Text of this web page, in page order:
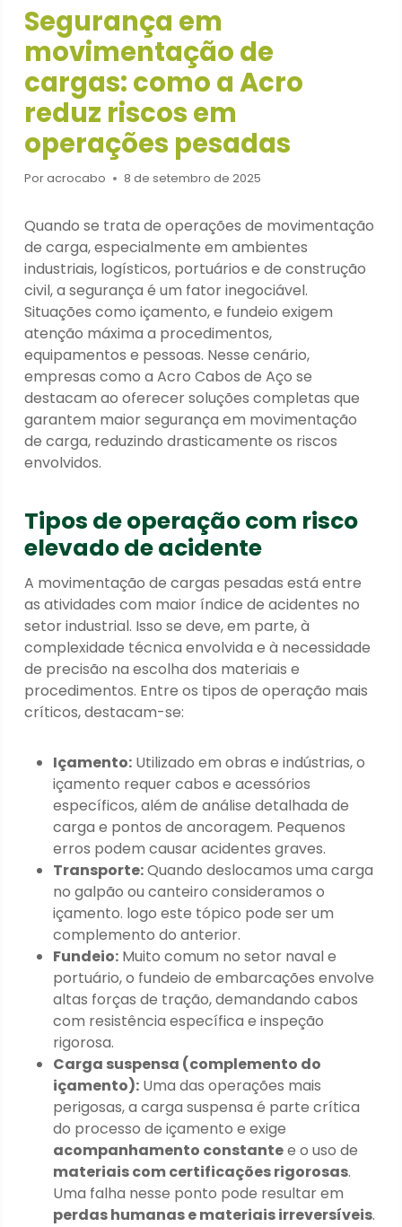
Segurança em
movimentação de
cargas: como a Acro
reduz riscos em
operações pesadas
Poracrocabo 8 de setembro de 2025
Quando se trata de operações de movimentação
de carga, especialmente em ambientes
industriais, logísticos, portuários e de construção
civil, a segurança é um fator inegociável.
Situações como içamento, e fundeio exigem
atenção máxima a procedimentos,
equipamentos e pessoas. Nesse cenário,
empresas como a Acro Cabos de Aço se
destacam ao oferecer soluções completas que
garantem maior segurança em movimentação
de carga, reduzindo drasticamente os riscos
envolvidos.
Tipos de operação com risco
elevado de acidente
A movimentação de cargas pesadas está entre
as atividades com maior índice de acidentes no
setor industrial. Isso se deve, em parte, à
complexidade técnica envolvida e à necessidade
de precisão na escolha dos materiais e
procedimentos. Entre os tipos de operação mais
críticos, destacam-se:
Içamento: Utilizado em obras e indústrias, o
içamento requer cabos e acessórios
específicos, além de análise detalhada de
carga e pontos de ancoragem. Pequenos
erros podem causar acidentes graves.
Transporte:Quando deslocamos uma carga
no galpão ou canteiro consideramos o
içamento. logo este tópico pode ser um
complemento do anterior.
Fundeio: Muito comum no setor naval e
portuário, o fundeio de embarcações envolve
altas forças de tração, demandando cabos
com resistência específica e inspeção
rigorosa.
Carga suspensa (complemento do
içamento): Uma das operações mais
perigosas, a carga suspensa é parte crítica
do processo de içamento e exige
acompanhamento constantee o uso de
materiais com certificações rigorosas.
Uma falha nesse ponto pode resultar em
perdas humanas e materiais irreversíveis.